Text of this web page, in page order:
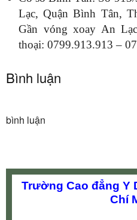
Lạc, Quận Bình Tân,
Gần vóng xoay An
thoại: 0799.913.913 –
Bình luận
bình luận
Trường Cao đẳng Y
Chí